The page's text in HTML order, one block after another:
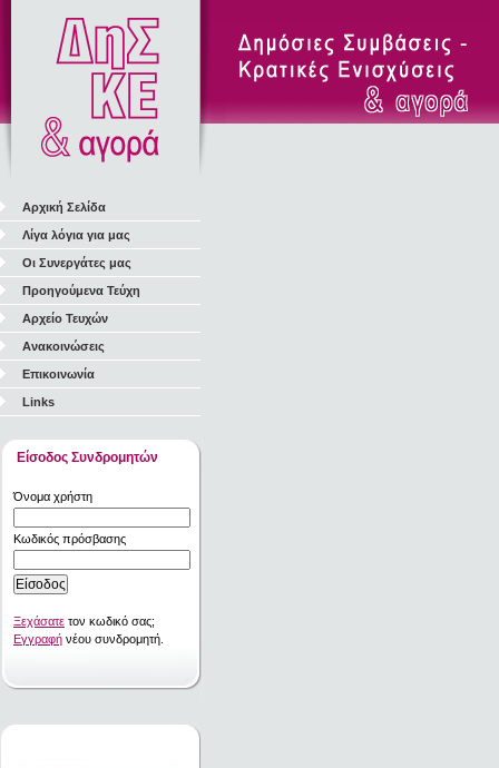
Αρχική Σελίδα
Λίγα λόγια για μας
Οι Συνεργάτες μας
Προηγούμενα Τεύχη
Αρχείο Τευχών
Ανακοινώσεις
Επικοινωνία
Links
Είσοδος Συνδρομητών
Όνομα χρήστη
Κωδικός πρόσβασης
Ξεχάσατε τον κωδικό σας;
Εγγραφή νέου συνδρομητή.